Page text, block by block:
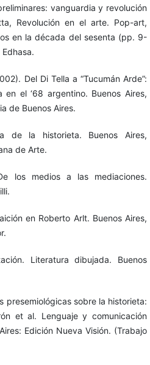
vanguardia y revolución
Revolución en el arte. Pop-art,
en la década del sesenta (pp. 9-
Del Di Tella a “Tucumán Arde”:
el ‘68 argentino. Buenos Aires,
de Buenos Aires.
de la historieta. Buenos Aires,
de Arte.
los medios a las mediaciones.
en Roberto Arlt. Buenos Aires,
Literatura dibujada. Buenos
presemiológicas sobre la historieta:
et al. Lenguaje y comunicación
Edición Nueva Visión. (Trabajo